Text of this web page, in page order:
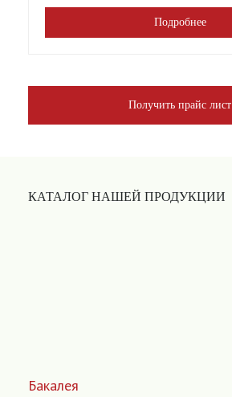
Подробнее
Получить прайс лист
КАТАЛОГ НАШЕЙ ПРОДУКЦИИ
Бакалея